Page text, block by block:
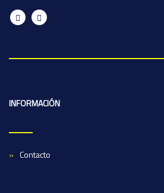
INFORMACIÓN
Contacto